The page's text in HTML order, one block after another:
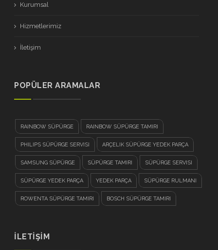
Kurumsal
Hizmetlerimiz
İletişim
POPÜLER ARAMALAR
RAINBOW SÜPÜRGE RAINBOW SÜPÜRGE TAMIRI
PHILIPS SÜPÜRGE SERVISI ARÇELIK SÜPÜRGE YEDEK PARÇA
SAMSUNG SÜPÜRGE SÜPÜRGE TAMIRI SÜPÜRGE SERVISI
SÜPÜRGE YEDEK PARÇA YEDEK PARÇA SÜPÜRGE RULMANI
ROWENTA SÜPÜRGE TAMIRI BOSCH SÜPÜRGE TAMIRI
İLETİŞİM